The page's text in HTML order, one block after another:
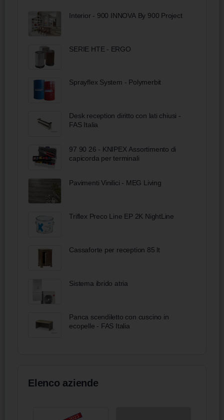
Interior - 900 INNOVA By 900 Project
SERIE HTE - ERGO
Sprayflex System - Polymerbit
Desk reception diritto con lati chiusi -
FAS Italia
97 90 26 - KNIPEX Assortimento di
capicorda per terminali
Pavimenti Vinilici - MEG Living
Triflex Preco Line EP 2K NightLine
Cassaforte per reception 85 lt
Sistema ibrido atria
Panca scendiletto con cuscino in
ecopelle - FAS Italia
Elenco aziende